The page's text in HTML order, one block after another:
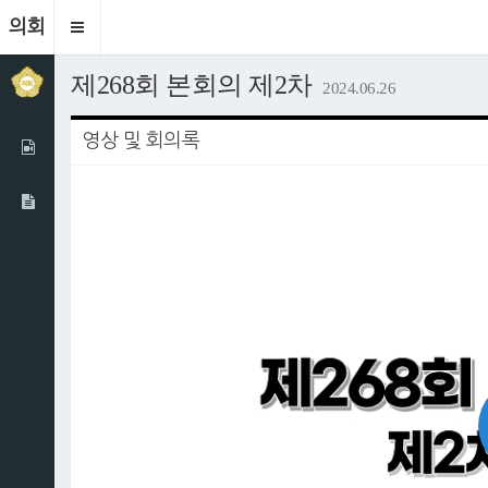
의회
Toggle
제268회 본회의 제2차 2024.06.26
영상 및 회의록